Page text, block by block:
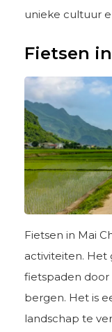
unieke cultuur
Fietsen
Fietsen in Mai
activiteiten.
fietspaden door
bergen. Het is
landschap te